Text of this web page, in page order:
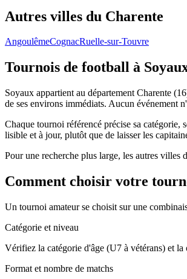
Autres villes du Charente
AngoulêmeCognacRuelle-sur-Touvre
Tournois de football à
Soyaux appartient au département Charente
de ses environs immédiats. Aucun événement
Chaque tournoi référencé précise sa
lisible et à jour, plutôt que de laisser les
Pour une recherche plus large, les autres
Comment choisir votre
Un tournoi amateur se choisit sur une
Catégorie et niveau
Vérifiez la catégorie d'âge (U7 à vétérans) et
Format et nombre de matchs